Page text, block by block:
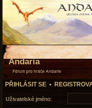
Andaria
Fórum pro hráče Andarie
PŘIHLÁSIT SE •
Uživatelské jméno: